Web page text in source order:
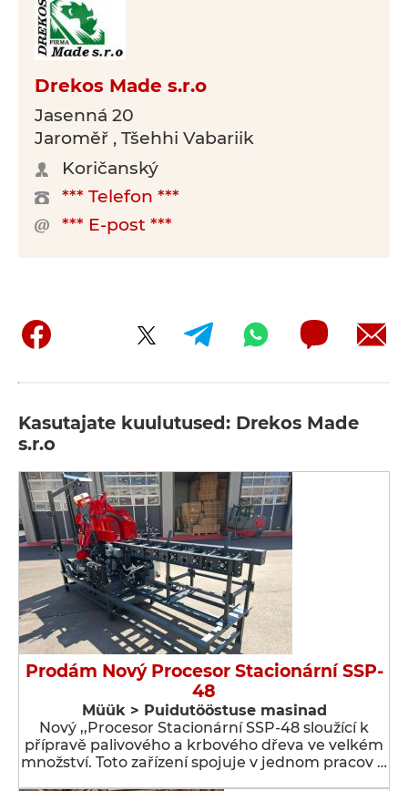
Drekos Made s.r.o
Jasenná 20
Jaroměř , Tšehhi Vabariik
Koričanský
*** Telefon ***
*** E-post ***
Kasutajate kuulutused: Drekos Made
s.r.o
Prodám Nový Procesor Stacionární SSP-
48
Müük > Puidutööstuse masinad
Nový ,,Procesor Stacionární SSP-48 sloužící k
přípravě palivového a krbového dřeva ve velkém
množství. Toto zařízení spojuje v jednom pracov …